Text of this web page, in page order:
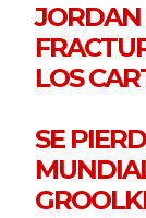
JORDAN
LOS
SE